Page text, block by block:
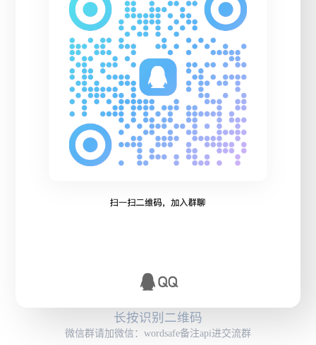
长按识别二维码
微信群请加微信：wordsafe备注api进交流群